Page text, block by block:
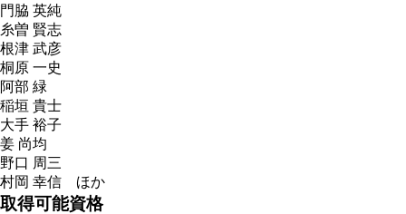
門脇 英純
糸曽 賢志
根津 武彦
桐原 一史
阿部 緑
稲垣 貴士
大手 裕子
姜 尚均
野口 周三
村岡 幸信 ほか
取得可能資格